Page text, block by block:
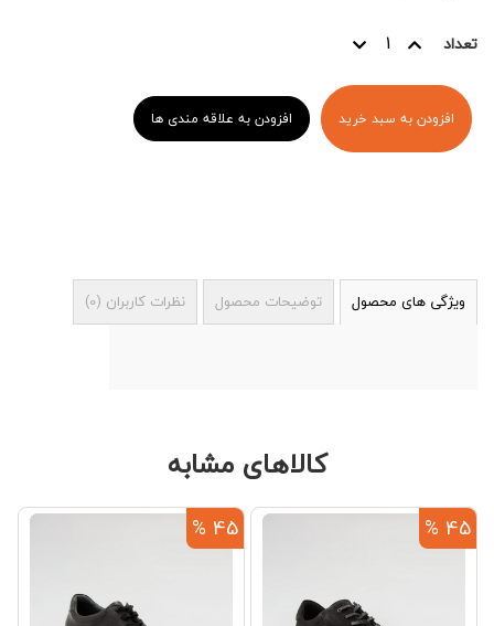
تعداد
افزودن به سبد خرید افزودن به علاقه مندی ها
ویژگی های محصول توضیحات محصول نظرات کاربران (
0
)
کالاهای مشابه
45 %
45 %